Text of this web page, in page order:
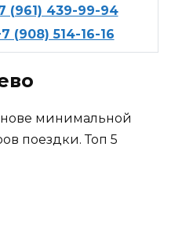
(961) 439-99-94
(908) 514-16-16
минимальной
поездки. Топ 5